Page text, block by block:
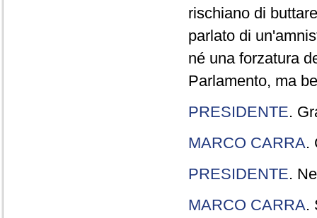
rischiano di
parlato di
né una forzatura
Parlamento, ma
PRESIDENTE.
MARCO CARRA.
PRESIDENTE.
MARCO CARRA.